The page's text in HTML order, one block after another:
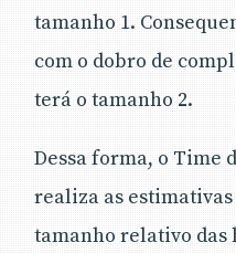
tamanho 1.
com o dobro de
terá o tamanho 2.
Dessa forma, o Time
realiza as estimativas
tamanho relativo das